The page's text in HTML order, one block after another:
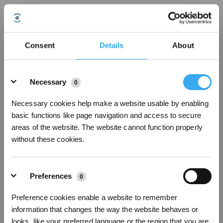
Consent Details About
Necessary
0
Necessary cookies help make a website usable by enabling
basic functions like page navigation and access to secure
areas of the website. The website cannot function properly
without these cookies.
Preferences 0
Preference cookies enable a website to remember
information that changes the way the website behaves or
looks, like your preferred language or the region that you are
1. Aprire la copertura superiore e rimuovere il tappo in gomma; 2. Tenere
premuto il tasto di reset finché non viene emesso il segnale acustico di avvio.
Questo articolo è stato utile?
Iscriviti per vincere